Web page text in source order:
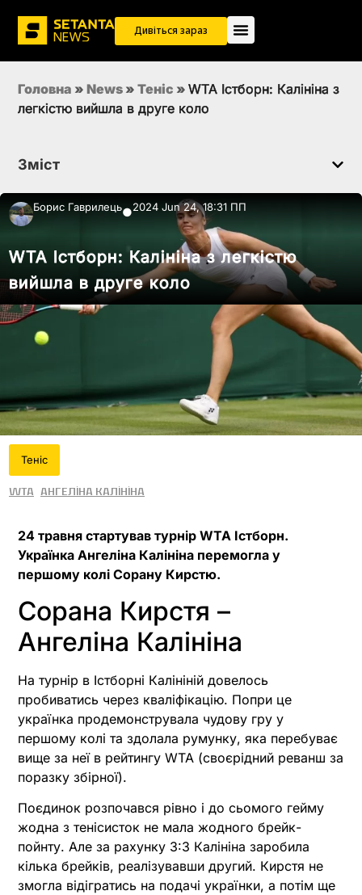
Дивіться зараз
Головна » News » Теніс » WTA Істборн: Калініна з
легкістю вийшла в друге коло
Зміст
Борис Гаврилець●2024 Jun 24, 18:31 ПП
WTA Істборн: Калініна з легкістю
вийшла в друге коло
Теніс
WTA Ангеліна Калініна
24 травня стартував турнір WTA Істборн.
Українка Ангеліна Калініна перемогла у
першому колі Сорану Кирстю.
Сорана Кирстя –
Ангеліна Калініна
На турнір в Істборні Калініній довелось
пробиватись через кваліфікацію. Попри це
українка продемонструвала чудову гру у
першому колі та здолала румунку, яка перебуває
вище за неї в рейтингу WTA (своєрідний реванш за
поразку збірної).
Поєдинок розпочався рівно і до сьомого гейму
жодна з тенісисток не мала жодного брейк-
пойнту. Але за рахунку 3:3 Калініна заробила
кілька брейків, реалізувавши другий. Кирстя не
змогла відігратись на подачі українки, а потім ще